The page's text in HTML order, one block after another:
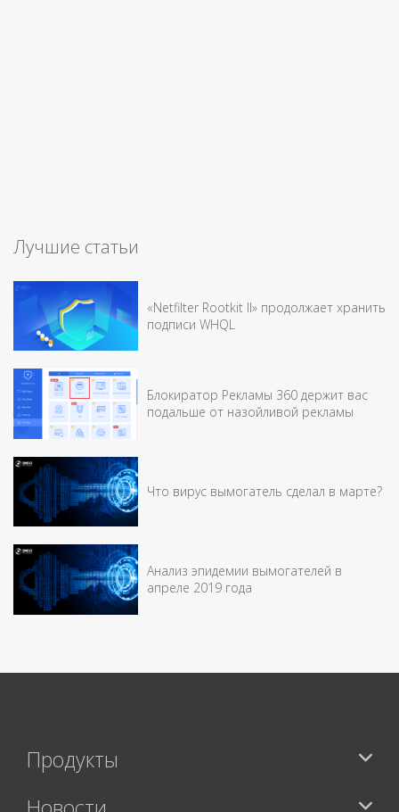
Лучшие статьи
«Netfilter Rootkit II» продолжает хранить
подписи WHQL
Блокиратор Рекламы 360 держит вас
подальше от назойливой рекламы
Что вирус вымогатель сделал в марте?
Анализ эпидемии вымогателей в
апреле 2019 года
Продукты